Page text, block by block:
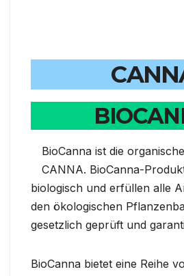
BioCanna ist die
CANNA. BioCanna-
biologisch und erfüllen alle
den ökologischen
gesetzlich geprüft und
BioCanna bietet eine Reihe